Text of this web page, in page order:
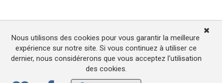
Nous utilisons des cookies pour vous garantir la meilleure
expérience sur notre site. Si vous continuez à utiliser ce
dernier, nous considérerons que vous acceptez l'utilisation
des cookies.